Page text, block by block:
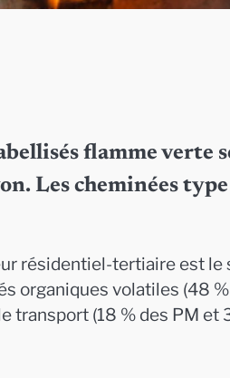
flamme verte
Les cheminées
résidentiel-tertiaire est
organiques volatiles (48
transport (18 % des PM et